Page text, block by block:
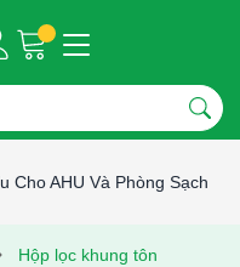
Cho AHU Và Phòng Sạch
Hộp lọc khung tôn